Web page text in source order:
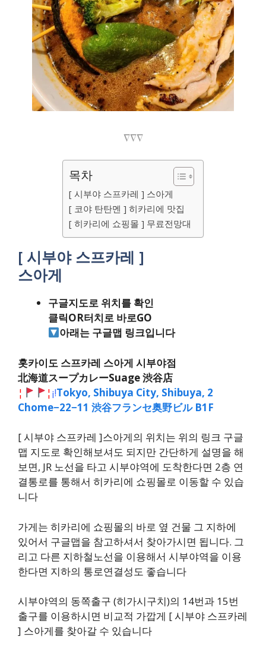
∇∇∇
목차
[ 시부야 스프카레 ] 스아게
[ 코야 탄탄멘 ] 히카리에 맛집
[ 히카리에 쇼핑몰 ] 무료전망대
[ 시부야 스프카레 ]
스아게
구글지도로 위치를 확인
클릭OR터치로 바로GO
아래는 구글맵 링크입니다
홋카이도 스프카레 스아게 시부야점
北海道スープカレーSuage 渋谷店
¦
¦¡!Tokyo, Shibuya City, Shibuya, 2
Chome−22−11 渋谷フランセ奥野ビル B1F
[ 시부야 스프카레 ]스아게의 위치는 위의 링크 구글
맵 지도로 확인해보셔도 되지만 간단하게 설명을 해
보면, JR 노선을 타고 시부야역에 도착한다면 2층 연
결통로를 통해서 히카리에 쇼핑몰로 이동할 수 있습
니다
가게는 히카리에 쇼핑몰의 바로 옆 건물 그 지하에
있어서 구글맵을 참고하셔서 찾아가시면 됩니다. 그
리고 다른 지하철노선을 이용해서 시부야역을 이용
한다면 지하의 통로연결성도 좋습니다
시부야역의 동쪽출구 (히가시구치)의 14번과 15번
출구를 이용하시면 비교적 가깝게 [ 시부야 스프카레
] 스아게를 찾아갈 수 있습니다